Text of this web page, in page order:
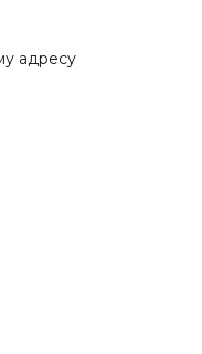
адресу